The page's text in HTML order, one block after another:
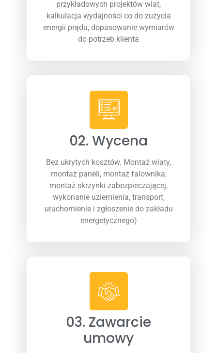
przykładowych projektów wiat,
kalkulacja wydajności co do zużycia
energii prądu, dopasowanie wymiarów
do potrzeb klienta
02. Wycena
Bez ukrytych kosztów. Montaż wiaty,
montaż paneli, montaż falownika,
montaż skrzynki zabezpieczającej,
wykonanie uziemienia, transport,
uruchomienie i zgłoszenie do zakładu
energetycznego)
03. Zawarcie
umowy